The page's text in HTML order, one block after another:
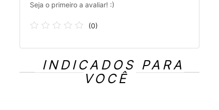
Seja o primeiro a avaliar! :)
(0)
INDICADOS PARA
VOCÊ